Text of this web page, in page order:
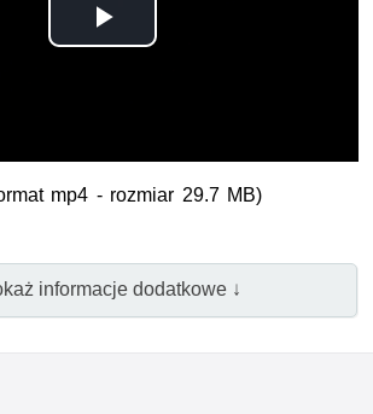
Odtwórz
mp4 - rozmiar 29.7 MB)
informacje dodatkowe ↓